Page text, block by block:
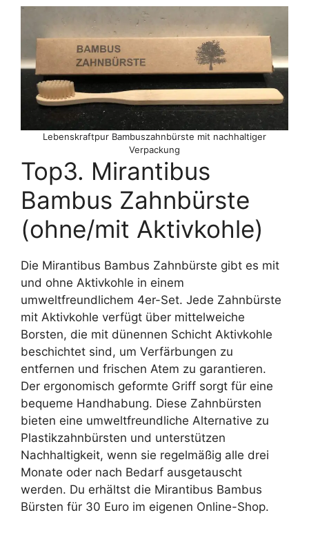
Lebenskraftpur Bambuszahnbürste mit nachhaltiger
Verpackung
Top3. Mirantibus
Bambus Zahnbürste
(ohne/mit Aktivkohle)
Die Mirantibus Bambus Zahnbürste gibt es mit
und ohne Aktivkohle in einem
umweltfreundlichem 4er-Set. Jede Zahnbürste
mit Aktivkohle verfügt über mittelweiche
Borsten, die mit dünennen Schicht Aktivkohle
beschichtet sind, um Verfärbungen zu
entfernen und frischen Atem zu garantieren.
Der ergonomisch geformte Griff sorgt für eine
bequeme Handhabung. Diese Zahnbürsten
bieten eine umweltfreundliche Alternative zu
Plastikzahnbürsten und unterstützen
Nachhaltigkeit, wenn sie regelmäßig alle drei
Monate oder nach Bedarf ausgetauscht
werden. Du erhältst die Mirantibus Bambus
Bürsten für 30 Euro im eigenen Online-Shop.